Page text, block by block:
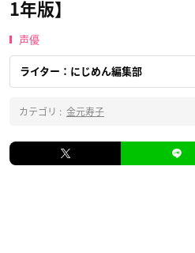
1年版】
声優
ライター：にじめん編集部
カテゴリ : 金元寿子